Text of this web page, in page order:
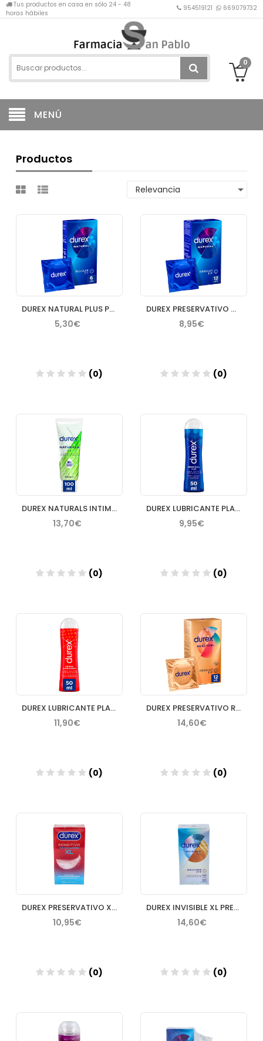
Tus productos en casa en sólo 24 - 48
horas hábiles
954519121 669079732
0
MENÚ
Productos
DUREX NATURAL PLUS PRESERVATIVOS 6 U
5,30€
(0)
DUREX PRESERVATIVO NATURAL PLUS 12 U
8,95€
(0)
Añadir
DUREX NATURALS INTIMATE GEL PURE 100 ML
13,70€
(0)
Añadir
DUREX LUBRICANTE PLAY ORIGINAL 50 ML
9,95€
(0)
Añadir
DUREX LUBRICANTE PLAY FRESA 50 ML
11,90€
(0)
DUREX PRESERVATIVO REAL FEEL SIN LATEX 12 U DORADO
14,60€
(0)
DUREX PRESERVATIVO XL SENSITIVO 12 U
10,95€
(0)
Añadir
DUREX INVISIBLE XL PRESERVATIVOS 10 UNIDADES
14,60€
(0)